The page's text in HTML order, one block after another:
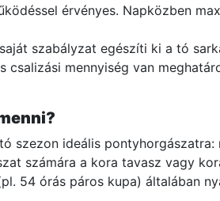
érvényes. Napközben
szabályzat egészíti ki a tó
csalizási mennyiség van
szezon ideális
számára a kora tavasz vagy
54 órás páros kupa) általában